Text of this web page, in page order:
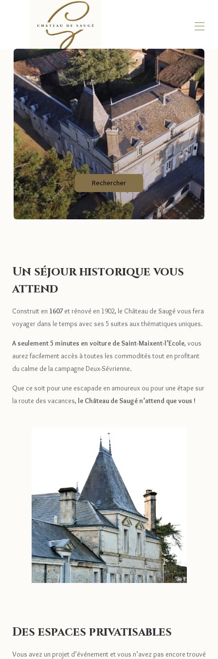
Accueil
Nos chambres ▾
Réceptions
Galerie
Contactez-nous
Rechercher
Un séjour historique vous
attend
Construit en 1607et rénové en 1902, le Château de Saugé vous fera
voyager dans le temps avec ses 5 suites aux thématiques uniques.
A seulement 5 minutes en voiture de Saint-Maixent-l’Ecole, vous
aurez facilement accès à toutes les commodités tout en profitant
du calme de la campagne Deux-Sévrienne.
Que ce soit pour une escapade en amoureux ou pour une étape sur
la route des vacances, le Château de Saugé n’attend que vous !
Des espaces privatisables
Vous avez un projet d’événement et vous n’avez pas encore trouvé